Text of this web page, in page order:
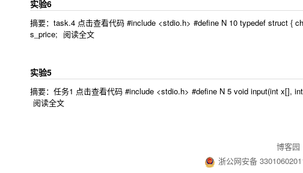
实验6
摘要：task.4 点击查看代码 #include <stdio.h> #define N 10 typedef struct {
s_price; 阅读全文
实验5
摘要：任务1 点击查看代码 #include <stdio.h> #define N 5 void input(int x[],
阅读全文
博客园
浙公网安备